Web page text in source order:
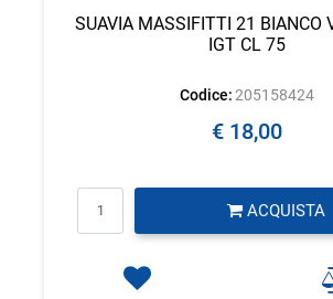
SUAVIA MASSIFITTI 21 BIANCO
IGT CL 75
Codice: 205158424
€ 18,00
ACQUISTA